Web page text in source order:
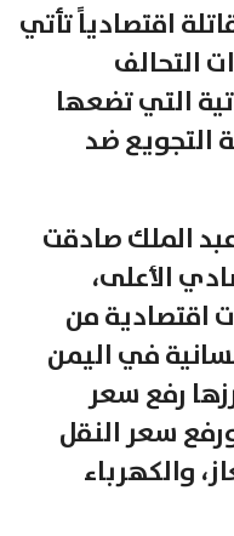
اقتصادياً تأتي
التحالف
التي تضعها
التجويع ضد
الملك صادقت
الأعلى،
اقتصادية من
في اليمن
رفع سعر
الجمركي إلى 750 ورفع سعر النقل
والكهرباء